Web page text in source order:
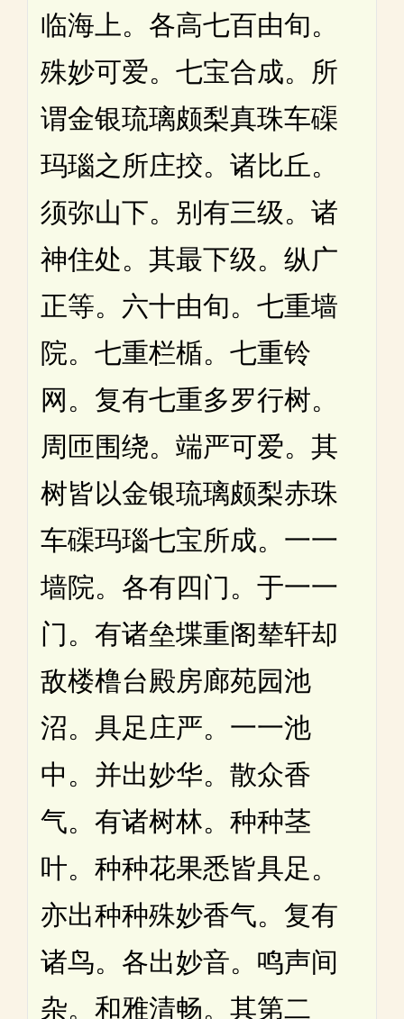
临海上。各高七百由旬。
殊妙可爱。七宝合成。所
谓金银琉璃颇梨真珠车磲
玛瑙之所庄挍。诸比丘。
须弥山下。别有三级。诸
神住处。其最下级。纵广
正等。六十由旬。七重墙
院。七重栏楯。七重铃
网。复有七重多罗行树。
周匝围绕。端严可爱。其
树皆以金银琉璃颇梨赤珠
车磲玛瑙七宝所成。一一
墙院。各有四门。于一一
门。有诸垒堞重阁辇轩却
敌楼橹台殿房廊苑园池
沼。具足庄严。一一池
中。并出妙华。散众香
气。有诸树林。种种茎
叶。种种花果悉皆具足。
亦出种种殊妙香气。复有
诸鸟。各出妙音。鸣声间
杂。和雅清畅。其第二